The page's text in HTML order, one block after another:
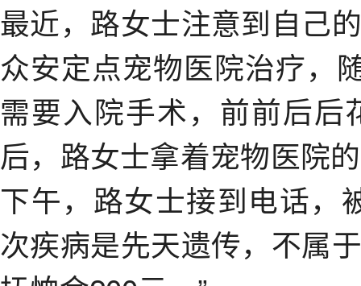
最近，路女士注意到自己
众安定点宠物医院治疗，
需要入院手术，前前后后
后，路女士拿着宠物医院
下午，路女士接到电话，
次疾病是先天遗传，不属